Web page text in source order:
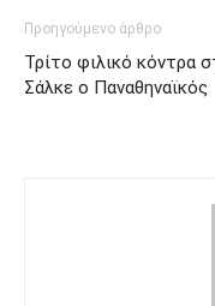
Προηγούμενο άρθρο
Τρίτο φιλικό κόντρα
Σάλκε ο Παναθηναϊκός